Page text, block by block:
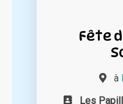
Fête
à
Les